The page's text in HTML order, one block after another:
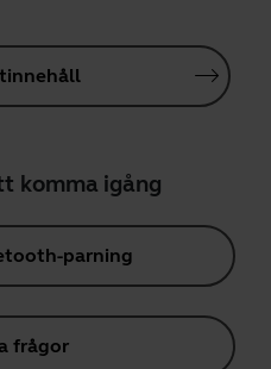
komma igång
parning
frågor